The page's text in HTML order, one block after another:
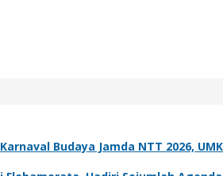
Budaya Jamda NTT 2026,